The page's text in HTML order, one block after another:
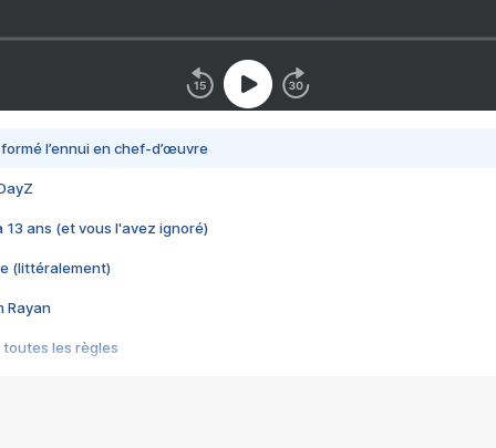
l’ennui en chef-d’œuvre
13 ans (et vous l'avez ignoré)
(littéralement)
Rayan
toutes les règles